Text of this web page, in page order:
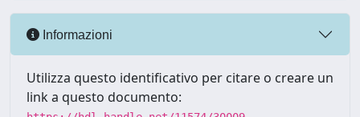
Informazioni
Utilizza questo identificativo per citare o creare un
link a questo documento: